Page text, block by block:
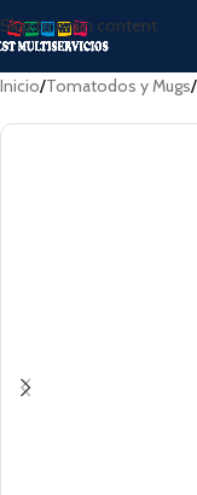
Skip to main content
Inicio Tomatodos y Mugs